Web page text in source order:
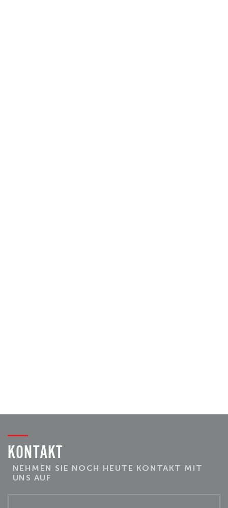
KONTAKT
NEHMEN SIE NOCH HEUTE KONTAKT MIT
UNS AUF